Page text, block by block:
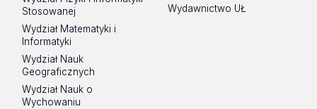
Stosowanej
Wydział Matematyki i
Informatyki
Wydział Nauk
Geograficznych
Wydział Nauk o
Wychowaniu
Wydawnictwo UŁ